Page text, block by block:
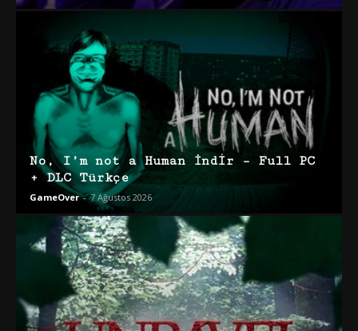
No, I’m not a Human İndir – Full PC
+ DLC Türkçe
GameOver - 7 Ağustos 2026